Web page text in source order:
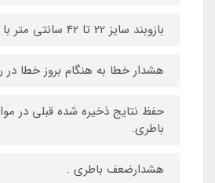
بازوبند سایز 22 تا 42 سانتی متر با عملکرد خودکار.
هشدار خطا به هنگام بروز خطا در
حفظ نتایج ذخیره شده قبلی در
باطری.
هشدارضعف باطری .